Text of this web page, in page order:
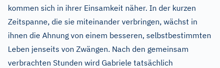
kommen sich in ihrer Einsamkeit näher. In der kurzen
Zeitspanne, die sie miteinander verbringen, wächst in
ihnen die Ahnung von einem besseren, selbstbestimmten
Leben jenseits von Zwängen. Nach den gemeinsam
verbrachten Stunden wird Gabriele tatsächlich